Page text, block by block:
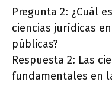
Pregunta 2: ¿Cuál
ciencias jurídicas
públicas?
Respuesta 2: Las
fundamentales en